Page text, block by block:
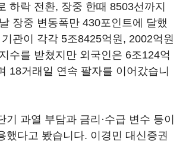
하락 전환, 장중 한때 8503선까지
장중 변동폭만 430포인트에 달했
관이 각각 5조8425억원, 2002억원
수를 받쳤지만 외국인은 6조124억
18거래일 연속 팔자를 이어갔습니
기 과열 부담과 금리·수급 변수 등이
했다고 봤습니다. 이경민 대신증권